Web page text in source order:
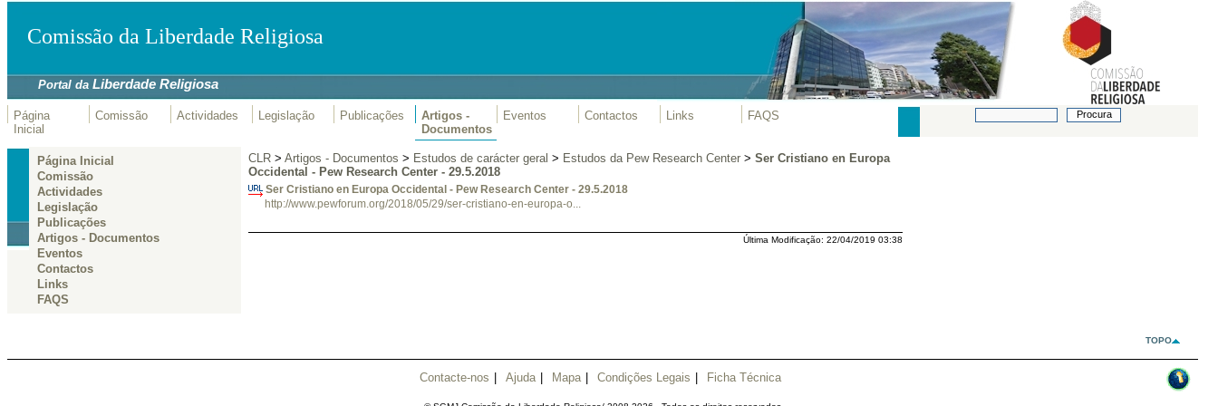
Comissão da Liberdade Religiosa
Portal daLiberdade Religiosa
Página
Inicial
Comissão Actividades Legislação Publicações
Artigos -
Documentos
Eventos Contactos Links FAQS
Página Inicial
Comissão
Actividades
Legislação
Publicações
Artigos - Documentos
Eventos
Contactos
Links
FAQS
CLR> Artigos - Documentos > Estudos de carácter geral > Estudos da Pew Research Center> Ser Cristiano en Europa
Occidental - Pew Research Center - 29.5.2018
Ser Cristiano en Europa Occidental - Pew Research Center - 29.5.2018
http://www.pewforum.org/2018/05/29/ser-cristiano-en-europa-o...
Última Modificação: 22/04/2019 03:38
TOPO
Contacte-nos Ajuda Mapa Condições Legais Ficha Técnica